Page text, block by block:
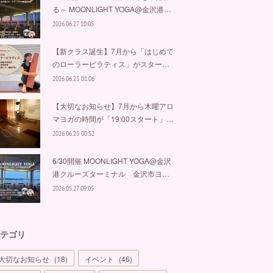
る～ MOONLIGHT YOGA@金沢港…
2026.06.27 10:05
【新クラス誕生】7月から「はじめて
のローラーピラティス」がスター…
2026.06.23 01:06
【大切なお知らせ】7月から木曜アロ
マヨガの時間が「19:00スタート」…
2026.06.23 00:52
6/30開催 MOONLIGHT YOGA@金沢
港クルーズターミナル 金沢市ヨ…
2026.05.27 09:05
ゴリ
切なお知らせ (18) イベント (46)